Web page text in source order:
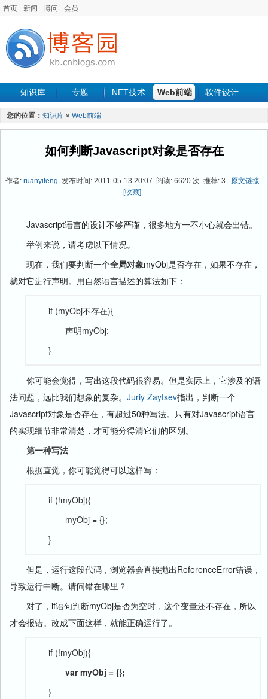
首页 新闻 博问 会员
知识库 专题 .NET技术 Web前端 软件设计
手机开发 软件工程
最新文章
您的位置： 知识库 » Web前端
如何判断Javascript对象是否存在
作者: ruanyifeng 发布时间: 2011-05-13 20:07 阅读: 6620 次 推荐: 3
原文链接
[收藏]
Javascript语言的设计不够严谨，很多地方一不小心就会出错。
举例来说，请考虑以下情况。
现在，我们要判断一个全局对象myObj是否存在，如果不存在，
就对它进行声明。用自然语言描述的算法如下：
if (myObj不存在){
声明myObj;
}
你可能会觉得，写出这段代码很容易。但是实际上，它涉及的语
法问题，远比我们想象的复杂。 Juriy Zaytsev指出，判断一个
Javascript对象是否存在，有超过50种写法。只有对Javascript语言
的实现细节非常清楚，才可能分得清它们的区别。
第一种写法
根据直觉，你可能觉得可以这样写：
if (!myObj){
myObj = {};
}
但是，运行这段代码，浏览器会直接抛出ReferenceError错误，
导致运行中断。请问错在哪里？
对了，if语句判断myObj是否为空时，这个变量还不存在，所以
才会报错。改成下面这样，就能正确运行了。
if (!myObj){
var myObj = {};
}